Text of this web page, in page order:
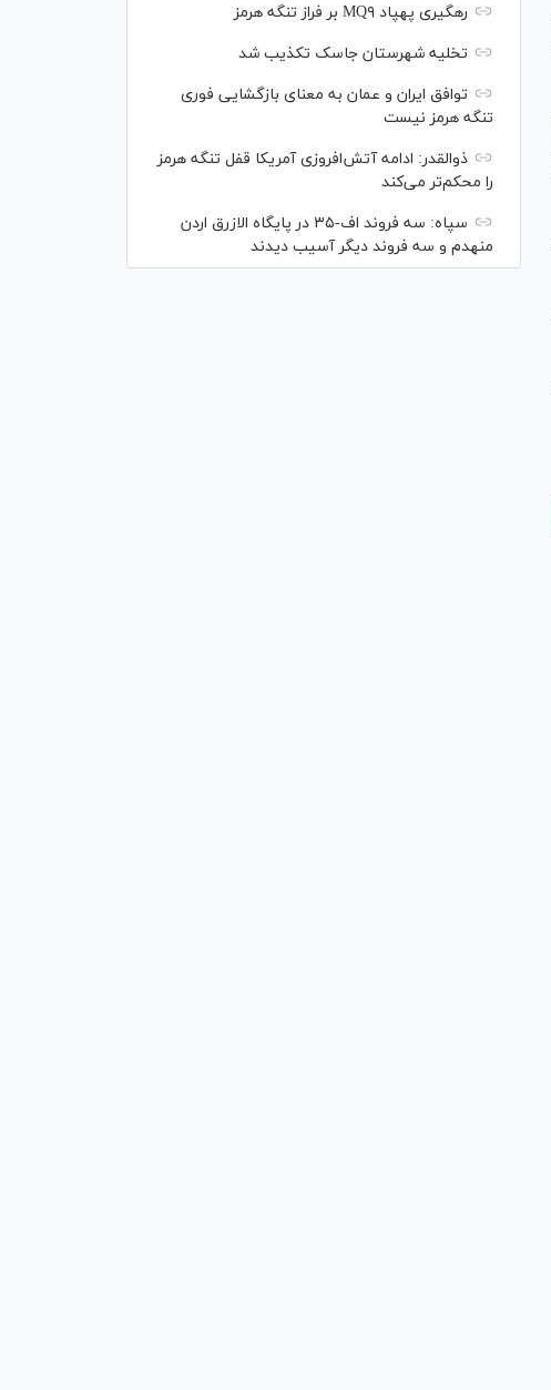
رهگیری پهپاد MQ۹ بر فراز تنگه هرمز
تخلیه شهرستان جاسک تکذیب شد
توافق ایران و عمان به معنای بازگشایی فوری
تنگه هرمز نیست
ذوالقدر: ادامه آتش‌افروزی آمریکا قفل تنگه هرمز
را محکم‌تر می‌کند
سپاه: سه فروند اف-۳۵ در پایگاه الازرق اردن
منهدم و سه فروند دیگر آسیب دیدند